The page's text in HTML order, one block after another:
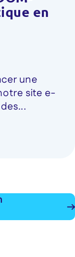
en
une
site e-